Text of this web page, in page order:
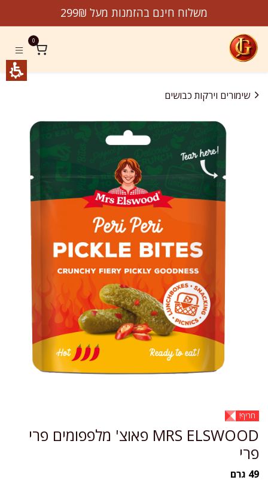
משלוח חינם בהזמנות מעל 299₪
0
שימורים וירקות כבושים
חריף!
MRS ELSWOOD פאוצ' מלפפומים פרי
פרי
49 גרם